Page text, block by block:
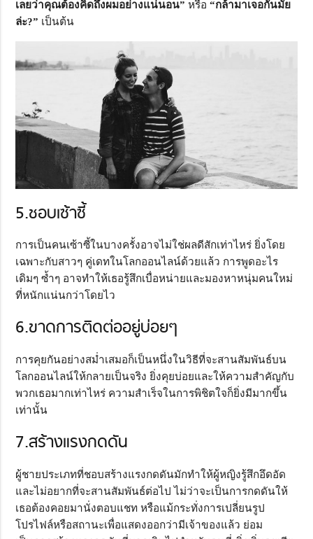
เลยว่าคุณต้องคิดถึงผมอย่างแน่นอน” หรือ“กล้ามาเจอกันมั้ย
ล่ะ?” เป็นต้น
5.ชอบเซ้าซี้
การเป็นคนเซ้าซี้ในบางครั้งอาจไม่ใช่ผลดีสักเท่าไหร่ ยิ่งโดย
เฉพาะกับสาวๆ คู่เดทในโลกออนไลน์ด้วยแล้ว การพูดอะไร
เดิมๆ ซ้ำๆ อาจทำให้เธอรู้สึกเบื่อหน่ายและมองหาหนุ่มคนใหม่
ที่หนักแน่นกว่าโดยไว
6.ขาดการติดต่ออยู่บ่อยๆ
การคุยกันอย่างสม่ำเสมอก็เป็นหนึ่งในวิธีที่จะสานสัมพันธ์บน
โลกออนไลน์ให้กลายเป็นจริง ยิ่งคุยบ่อยและให้ความสำคัญกับ
พวกเธอมากเท่าไหร่ ความสำเร็จในการพิชิตใจก็ยิ่งมีมากขึ้น
เท่านั้น
7.สร้างแรงกดดัน
ผู้ชายประเภทที่ชอบสร้างแรงกดดันมักทำให้ผู้หญิงรู้สึกอึดอัด
และไม่อยากที่จะสานสัมพันธ์ต่อไป ไม่ว่าจะเป็นการกดดันให้
เธอต้องคอยมานั่งตอบแชท หรือแม้กระทั่งการเปลี่ยนรูป
โปรไฟล์หรือสถานะเพื่อแสดงออกว่ามีเจ้าของแล้ว ย่อม